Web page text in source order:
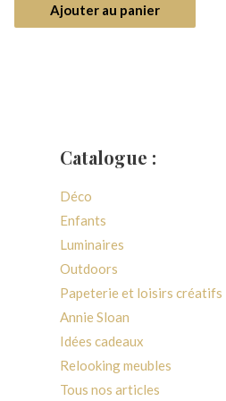
Ajouter au panier
Catalogue :
Déco
Enfants
Luminaires
Outdoors
Papeterie et loisirs créatifs
Annie Sloan
Idées cadeaux
Relooking meubles
Tous nos articles